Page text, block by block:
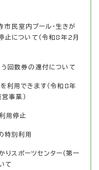
市民室内プール・生きが
止について（令和8年2月
回数券の還付について
利用できます（令和8年
事業）
用停止
特別利用
りスポーツセンター（第一
て